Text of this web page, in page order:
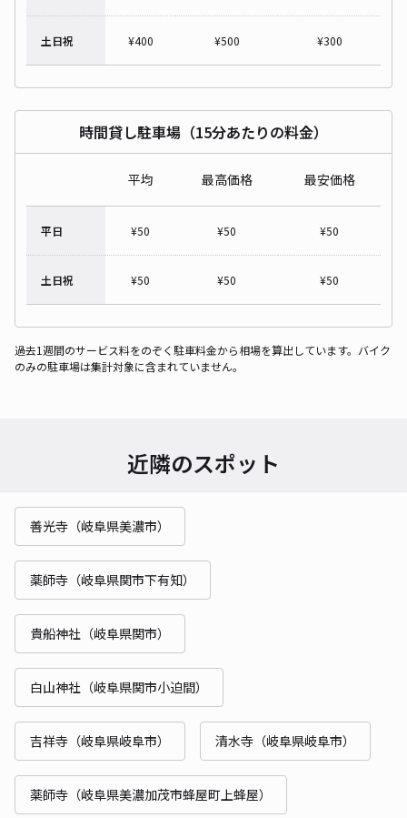
土日祝 ¥400 ¥500 ¥300
時間貸し駐車場（15分あたりの料金）
平均 最高価格 最安価格
平日 ¥50 ¥50 ¥50
土日祝 ¥50 ¥50 ¥50
過去1週間のサービス料をのぞく駐車料金から相場を算出しています。バイク
のみの駐車場は集計対象に含まれていません。
近隣のスポット
善光寺（岐阜県美濃市）
薬師寺（岐阜県関市下有知）
貴船神社（岐阜県関市）
白山神社（岐阜県関市小迫間）
吉祥寺（岐阜県岐阜市） 清水寺（岐阜県岐阜市）
薬師寺（岐阜県美濃加茂市蜂屋町上蜂屋）